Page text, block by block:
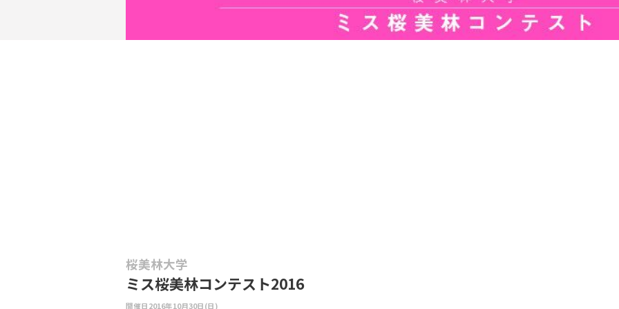
桜美林大学
ミス桜美林コンテスト2016
開催日 2016年10月30日(日)